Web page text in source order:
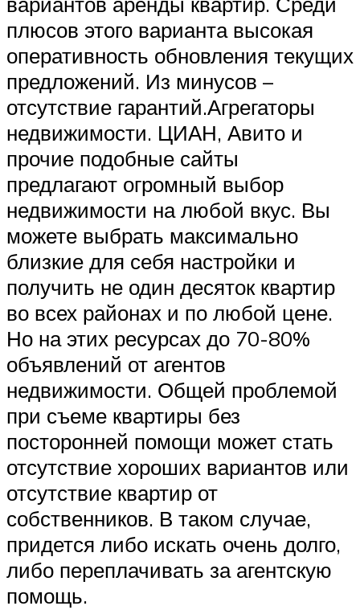
плюсов этого варианта высокая
оперативность обновления текущих
предложений. Из минусов –
отсутствие гарантий.Агрегаторы
недвижимости. ЦИАН, Авито и
прочие подобные сайты
предлагают огромный выбор
недвижимости на любой вкус. Вы
можете выбрать максимально
близкие для себя настройки и
получить не один десяток квартир
во всех районах и по любой цене.
Но на этих ресурсах до 70-80%
объявлений от агентов
недвижимости. Общей проблемой
при съеме квартиры без
посторонней помощи может стать
отсутствие хороших вариантов или
отсутствие квартир от
собственников. В таком случае,
придется либо искать очень долго,
либо переплачивать за агентскую
помощь.